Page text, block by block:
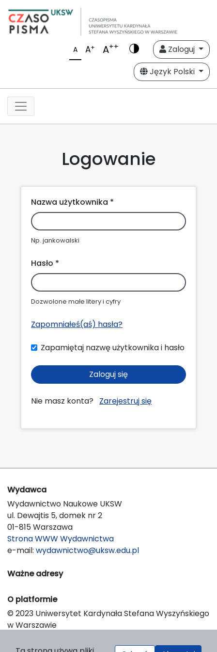
A A+ A++
Zaloguj
Język Polski
Logowanie
Nazwa użytkownika *
Np. jankowalski
Hasło *
Dozwolone małe litery i cyfry
Zapomniałeś(aś) hasła?
Zapamiętaj nazwę użytkownika i hasło
Zaloguj się
Nie masz konta? Zarejestruj się
Wydawca
Wydawnictwo Naukowe UKSW
ul. Dewajtis 5, domek nr 2
01-815 Warszawa
Strona WWW Wydawnictwa
e-mail: wydawnictwo@uksw.edu.pl
Ważne adresy
O platformie
© 2023 Uniwersytet Kardynała Stefana Wyszyńskiego
w Warszawie
Platform & Workflow by OJS/PKP